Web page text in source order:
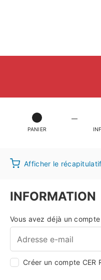
PANIER
INFORMATION
Vous avez déjà un
Créer un compte CER
Afficher le